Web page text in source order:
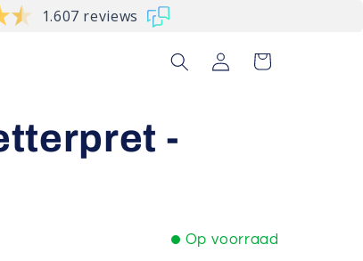
1.607 reviews
InloggenWinkelwagen
-
Op voorraad